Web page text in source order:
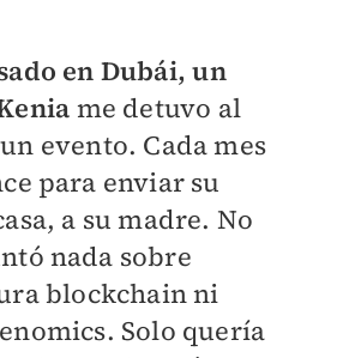
en Dubái, un
me detuvo al
evento. Cada mes
para enviar su
a su madre. No
nada sobre
blockchain ni
Solo quería